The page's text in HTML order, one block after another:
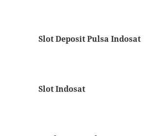
Slot Deposit Pulsa Indosat
Slot Indosat